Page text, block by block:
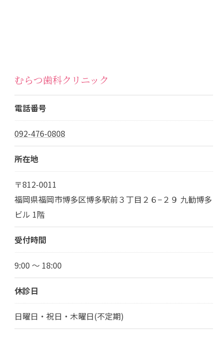
むらつ歯科クリニック
電話番号
092-476-0808
所在地
〒812-0011
福岡県福岡市博多区博多駅前３丁目２６−２９ 九勧博多
ビル 1階
受付時間
9:00 ～ 18:00
休診日
日曜日・祝日・木曜日(不定期)